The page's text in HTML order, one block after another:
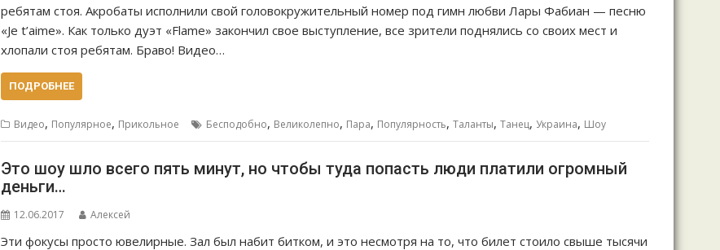
ребятам стоя. Акробаты исполнили свой головокружительный номер под гимн любви Лары Фабиан — песню
«Je t’aime». Как только дуэт «Flame» закончил свое выступление, все зрители поднялись со своих мест и
хлопали стоя ребятам. Браво! Видео…
ПОДРОБНЕЕ
Видео, Популярное, Прикольное Бесподобно, Великолепно, Пара, Популярность,Таланты,Танец,Украина, Шоу
Это шоу шло всего пять минут, но чтобы туда попасть люди платили огромный
деньги…
12.06.2017 Алексей
Эти фокусы просто ювелирные. Зал был набит битком, и это несмотря на то, что билет стоило свыше тысячи